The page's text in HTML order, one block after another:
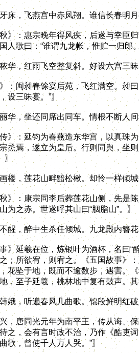
，飞燕宫中赤凤翔。谁信长春明月
：惠宗晚年得风疾，后遂与幸臣归
人歌曰：“谁谓九龙帐，惟贮一归郎
，红雨飞空整复斜。好设六宫三昧
昶春馀宴后苑，飞红满空。昶曰
设三昧宴。”〗
，坐还同席出同车。情根不断人间
延钧为春燕造东华宫，以真珠为
烝焉，遂立为皇后。行则同舆，坐
，莲花山畔黯松楸。却怜一样倾城
：康宗同李后葬莲花山侧，先是陈
为之赤。世遂呼其山曰“胭脂山”。〗
，醉中生杀任倾城。九龙殿内簪花
延羲在位，炼银叶为酒杯，名曰“
；所欲宥，则宥之。《五国故事》
花坠于地，既而不逾数步，遇害。
，至子延羲，桃林地中复有鼓声。
，听遍春风几曲歌。锦段鲜明红破
同光元年为南平王，传从诲、保
之，会有言时政不治，乃作《酷吏
歌，曾使千人万人哭。”〗